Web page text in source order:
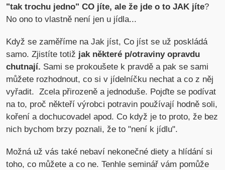
"tak trochu jedno" CO jíte, ale že jde o to JAK jíte?
No ono to vlastně není jen u jídla...
Když se zaměříme na Jak jíst, Co jíst se už poskládá
samo. Zjistíte totiž jak některé p/otraviny opravdu
chutnají. Sami se prokoušete k pravdě a pak se sami
můžete rozhodnout, co si v jídelníčku nechat a co z něj
vyřadit. Zcela přirozeně a jednoduše. Pojďte se podívat
na to, proč někteří výrobci potravin používají hodně soli,
koření a dochucovadel apod. Co když je to proto, že bez
nich bychom brzy poznali, že to "není k jídlu".
Možná už vás také nebaví nekonečné diety a hlídání si
toho, co můžete a co ne. Tenhle seminář vám pomůže